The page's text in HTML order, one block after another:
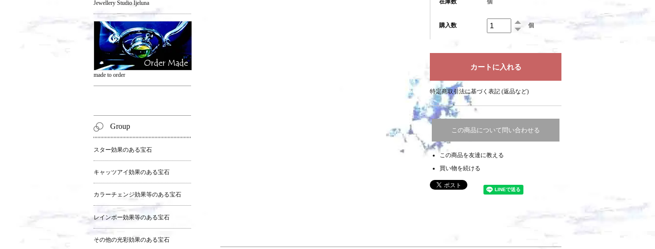
在庫数 個
購入数 個
特定商取引法に基づく表記 (返品など)
この商品について問い合わせる
この商品を友達に教える
買い物を続ける
Jewellery Studio Ijeluna
made to order
Group
スター効果のある宝石
キャッツアイ効果のある宝石
カラーチェンジ効果等のある宝石
レインボー効果等のある宝石
その他の光彩効果のある宝石